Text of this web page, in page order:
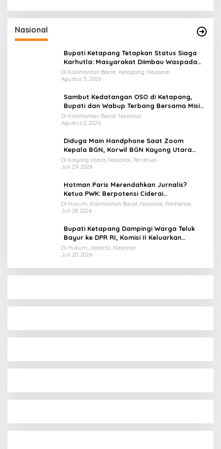
Nasional
Bupati Ketapang Tetapkan Status Siaga
Karhutla: Masyarakat Diimbau Waspada
Cuaca Ekstrem
Di Kalimantan Barat, Ketapang, Nasional
Agustus 5, 2026
Sambut Kedatangan OSO di Ketapang,
Bupati dan Wabup Terbang Bersama Misi
Keberkahan MTQ XXXIV di Kayong Utara
Di Kalimantan Barat, Nasional
Agustus 2, 2026
Diduga Main Handphone Saat Zoom
Kepala BGN, Korwil BGN Kayong Utara
Terancam Dimutasi ke Papua
Di Kayong Utara, Nasional, Peristiwa
Juli 29, 2026
Hotman Paris Merendahkan Jurnalis?
Ketua PWK: Berpotensi Ciderai
Penghormatan
Di Hukum, Kalimantan Barat, Nasional, Pontianak
Juli 28, 2026
Bupati Ketapang Dampingi Warga Teluk
Bayur ke DPR RI, Komisi II Keluarkan
Rekomendasi Tegas Soal Konflik Lahan PT
PTS
Di Hukum, Jakarta, Nasional
Juli 20, 2026